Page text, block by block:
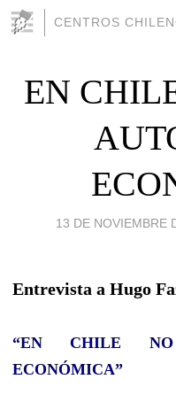
CENTROS
EN
13 DE NOVIEMBRE
Entrevista a Hugo
“EN CHILE NO
ECONÓMICA”